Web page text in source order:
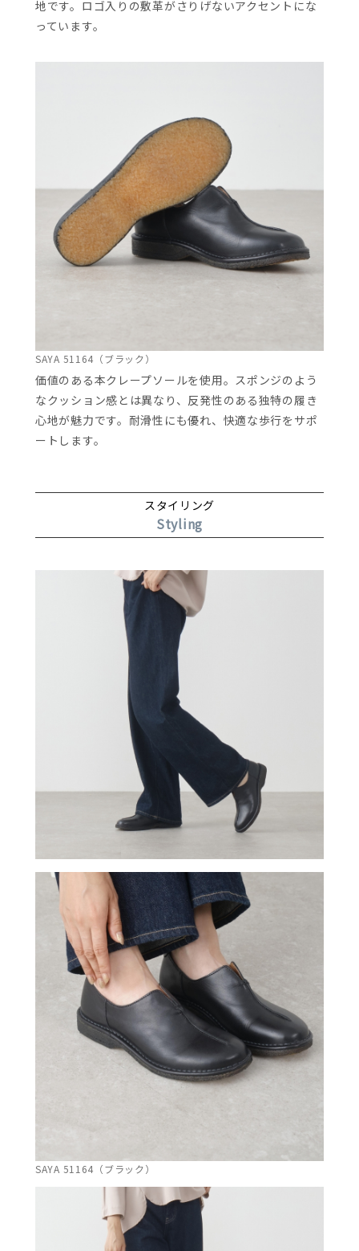
地です。ロゴ入りの敷革がさりげないアクセントにな
っています。
SAYA 51164（ブラック）
価値のある本クレープソールを使用。スポンジのよう
なクッション感とは異なり、反発性のある独特の履き
心地が魅力です。耐滑性にも優れ、快適な歩行をサポ
ートします。
スタイリング
Styling
SAYA 51164（ブラック）